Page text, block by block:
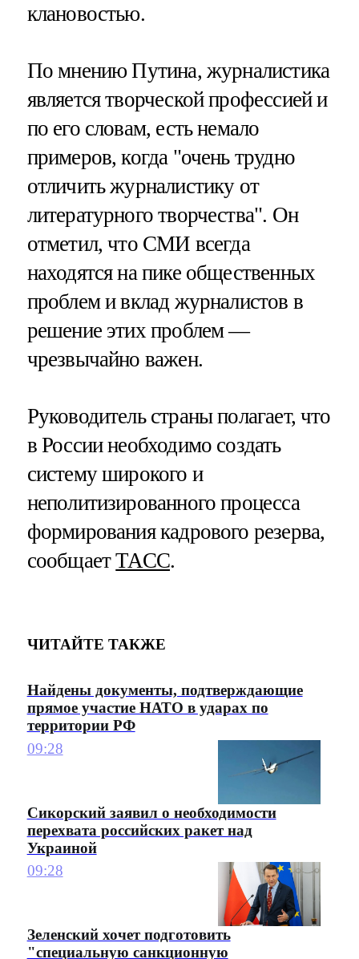
клановостью.
По мнению Путина, журналистика
является творческой профессией и
по его словам, есть немало
примеров, когда "очень трудно
отличить журналистику от
литературного творчества". Он
отметил, что СМИ всегда
находятся на пике общественных
проблем и вклад журналистов в
решение этих проблем —
чрезвычайно важен.
Руководитель страны полагает, что
в России необходимо создать
систему широкого и
неполитизированного процесса
формирования кадрового резерва,
сообщаетТАСС.
ЧИТАЙТЕ ТАКЖЕ
Найдены документы, подтверждающие
прямое участие НАТО в ударах по
территории РФ
09:28
Сикорский заявил о необходимости
перехвата российских ракет над
Украиной
09:28
Зеленский хочет подготовить
"специальную санкционную